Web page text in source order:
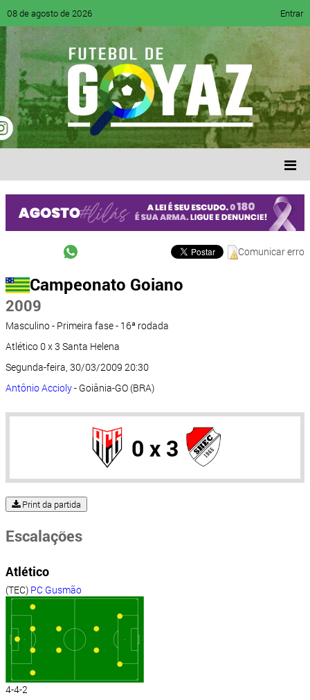
08 de agosto de 2026 Entrar
Comunicar erro
Campeonato Goiano
2009
Masculino - Primeira fase - 16ª rodada
Atlético 0 x 3 Santa Helena
Segunda-feira, 30/03/2009 20:30
Antônio Accioly- Goiânia-GO (BRA)
0 x 3
Print da partida
Escalações
Atlético
(TEC) PC Gusmão
4-4-2